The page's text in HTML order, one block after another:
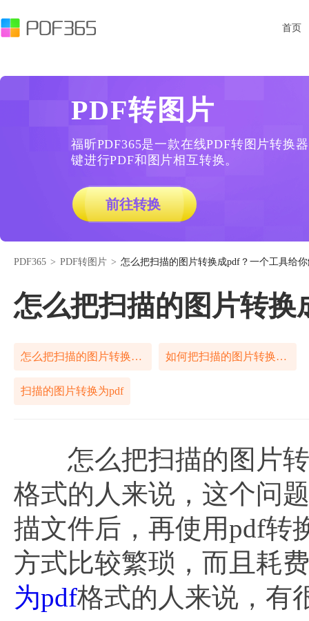
首页
PDF转图片
福昕PDF365是一款在线PDF转图片转换
键进行PDF和图片相互转换。
前往转换
PDF365 > PDF转图片 > 怎么把扫描的图片转换成pdf？一个工具给
怎么把扫描的图片转
怎么把扫描的图片转换成pdf 如何把扫描的图片转换成pdf
扫描的图片转换为pdf
怎么把扫描的图片转
格式的人来说，这个问
描文件后，再使用pdf转
方式比较繁琐，而且耗
为pdf格式的人来说，有